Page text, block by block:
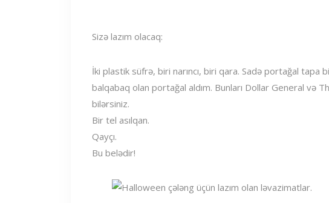
Sizə lazım olacaq:
İki plastik süfrə, biri narıncı, biri qara. Sadə portağal tapa
balqabaq olan portağal aldım. Bunları Dollar General və
bilərsiniz.
Bir tel asılqan.
Qayçı.
Bu belədir!